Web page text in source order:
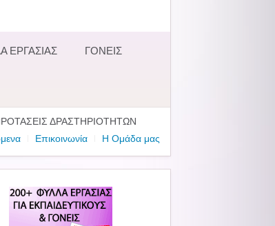
ΕΡΓΑΣΙΑΣ ΓΟΝΕΙΣ
ΔΡΑΣΤΗΡΙΟΤΗΤΩΝ
Επικοινωνία Η Ομάδα μας